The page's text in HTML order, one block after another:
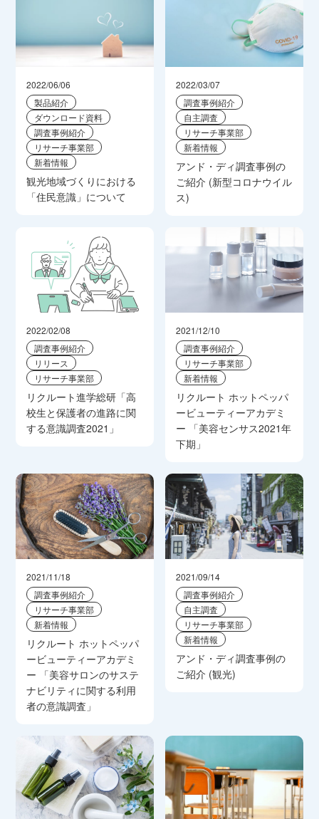
2022/06/06
製品紹介
ダウンロード資料
調査事例紹介
リサーチ事業部
新着情報
観光地域づくりにおける
「住民意識」について
2022/03/07
調査事例紹介
自主調査
リサーチ事業部
新着情報
アンド・ディ調査事例の
ご紹介 (新型コロナウイル
ス)
2022/02/08
調査事例紹介
リリース
リサーチ事業部
リクルート進学総研「高
校生と保護者の進路に関
する意識調査2021」
2021/12/10
調査事例紹介
リサーチ事業部
新着情報
リクルート ホットペッパ
ービューティーアカデミ
ー 「美容センサス2021年
下期」
2021/11/18
調査事例紹介
リサーチ事業部
新着情報
リクルート ホットペッパ
ービューティーアカデミ
ー 「美容サロンのサステ
ナビリティに関する利用
者の意識調査」
2021/09/14
調査事例紹介
自主調査
リサーチ事業部
新着情報
アンド・ディ調査事例の
ご紹介 (観光)